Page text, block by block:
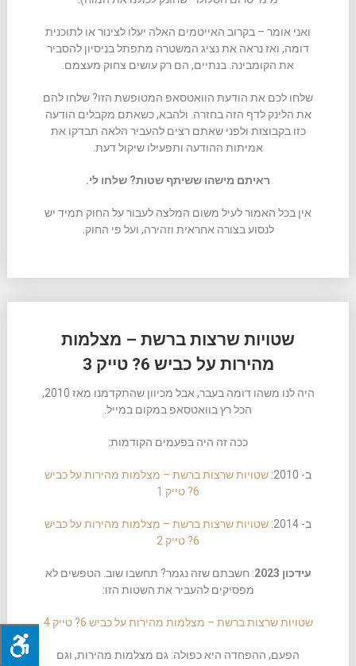
ואני אומר – בקרוב האייטמים האלה יעלו לצינור או לתוכנית
דומה, ואז נראה את נציג המשטרה מתפתל בניסיון להסביר
את הקומבינה. בנתיים, הם רק עושים צחוק מעצמם.
שלחו לכם את הודעת הוואטסאפ המטופשת הזו? שלחו להם
את הלינק לדף הזה בחזרה. ולהבא, כשאתם מקבלים הודעה
כזו בקבוצות ולפני שאתם רצים להעביר הלאה תבדקו את
אמיתות ההודעה ותפעילו שיקול דעת.
ראיתם מישהו ששיתף שטות? שלחו לי.
אין בכל האמור לעיל משום המלצה לעבור על החוק תמיד יש
לנסוע בצורה אחראית וזהירה, ועל פי החוק.
שטויות שרצות ברשת – מצלמות
מהירות על כביש 6? טייק 3
היה לנו משהו דומה בעבר, אבל מכיוון שהתקדמנו מאז 2010,
הכל רץ בוואטסאפ במקום במייל.
ככה זה היה בפעמים הקודמות:
ב- 2010:
שטויות שרצות ברשת – מצלמות מהירות על כביש
6? טייק 1
ב- 2014:
שטויות שרצות ברשת – מצלמות מהירות על כביש
6? טייק 2
עידכון 2023
: חשבתם שזה נגמר? תחשבו שוב. הטפשים לא
מפסיקים להעביר את השטות הזו:
שטויות שרצות ברשת – מצלמות מהירות על כביש 6? טייק 4
הפעם, ההפחדה היא כפולה: גם מצלמות מהירות, וגם